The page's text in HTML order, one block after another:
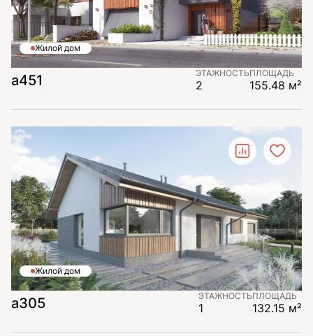
Жилой дом
а451 ЭТАЖНОСТЬ
2
ПЛОЩАДЬ
155.48 м²
Жилой дом
а305 ЭТАЖНОСТЬ
1
ПЛОЩАДЬ
132.15 м²